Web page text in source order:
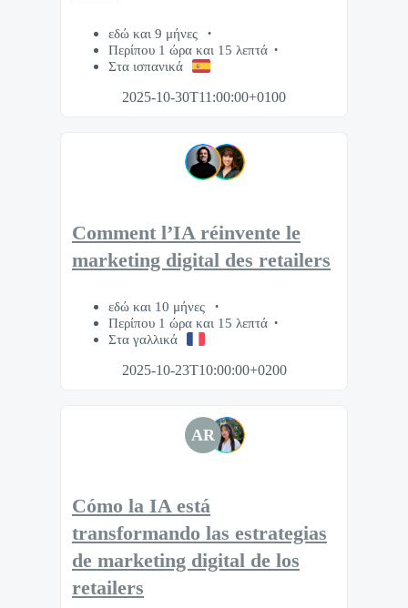
εδώ και 9 μήνες
Περίπου 1 ώρα και 15 λεπτά
Στα ισπανικά
2025-10-30T11:00:00+0100
Comment l’IA réinvente le
marketing digital des retailers
εδώ και 10 μήνες
Περίπου 1 ώρα και 15 λεπτά
Στα γαλλικά
2025-10-23T10:00:00+0200
AR
Cómo la IA está
transformando las estrategias
de marketing digital de los
retailers